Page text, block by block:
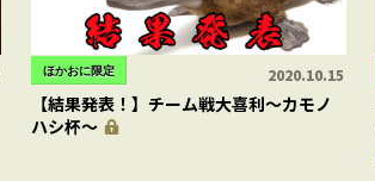
ほかおに限定 2020.10.15
【結果発表！】チーム戦大喜利～カモノ
ハシ杯～